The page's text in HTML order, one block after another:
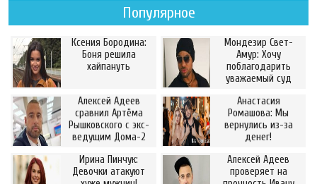
Популярное
Ксения Бородина:
Боня решила
хайпануть
Мондезир Свет-
Амур: Хочу
поблагодарить
уважаемый суд
Алексей Адеев
сравнил Артёма
Рышковского с экс-
ведущим Дома-2
Анастасия
Ромашова: Мы
вернулись из-за
денег!
Ирина Пинчук:
Девочки атакуют
Алексей Адеев
проверяет на